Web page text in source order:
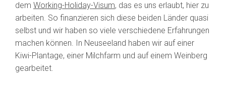
dem Working-Holiday-Visum, das es uns erlaubt, hier zu
arbeiten. So finanzieren sich diese beiden Länder quasi
selbst und wir haben so viele verschiedene Erfahrungen
machen können. In Neuseeland haben wir auf einer
Kiwi-Plantage, einer Milchfarm und auf einem Weinberg
gearbeitet.